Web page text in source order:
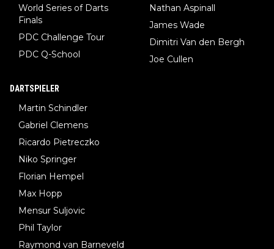
World Series of Darts
Finals
PDC Challenge Tour
PDC Q-School
Nathan Aspinall
James Wade
Dimitri Van den Bergh
Joe Cullen
DARTSPIELER
Martin Schindler
Gabriel Clemens
Ricardo Pietreczko
Niko Springer
Florian Hempel
Max Hopp
Mensur Suljovic
Phil Taylor
Raymond van Barneveld